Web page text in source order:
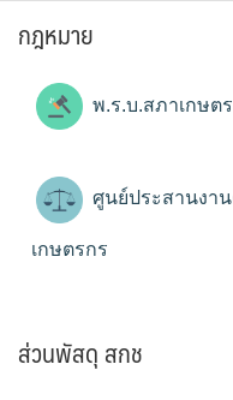
กฎหมาย
พ.ร.บ.สภาเกษต
ศูนย์ประสานงา
เกษตรกร
ส่วนพัสดุ สกช